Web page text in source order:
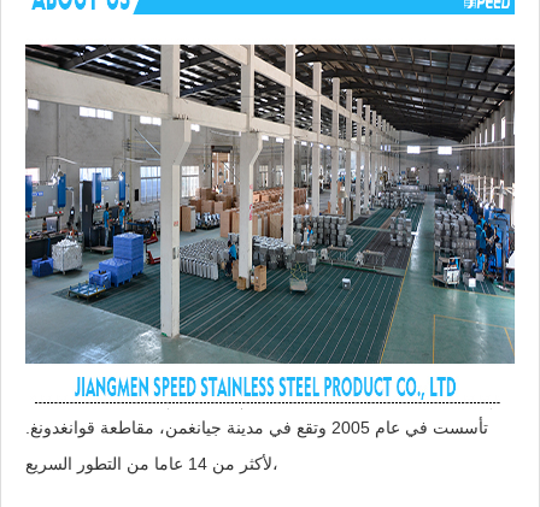
تأسست في عام 2005 وتقع في مدينة جيانغمن، مقاطعة قوانغدونغ.
لأكثر من 14 عاما من التطور السريع،